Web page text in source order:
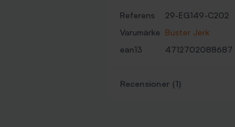
Referens
29-EG149-C202
Varumärke Buster Jerk
ean13
4712702088687
Recensioner (1)